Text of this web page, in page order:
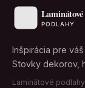
Inšpirácia pre
Stovky dekorov,
Laminátové